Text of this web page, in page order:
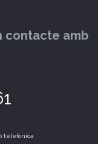
contacte amb
telefònica